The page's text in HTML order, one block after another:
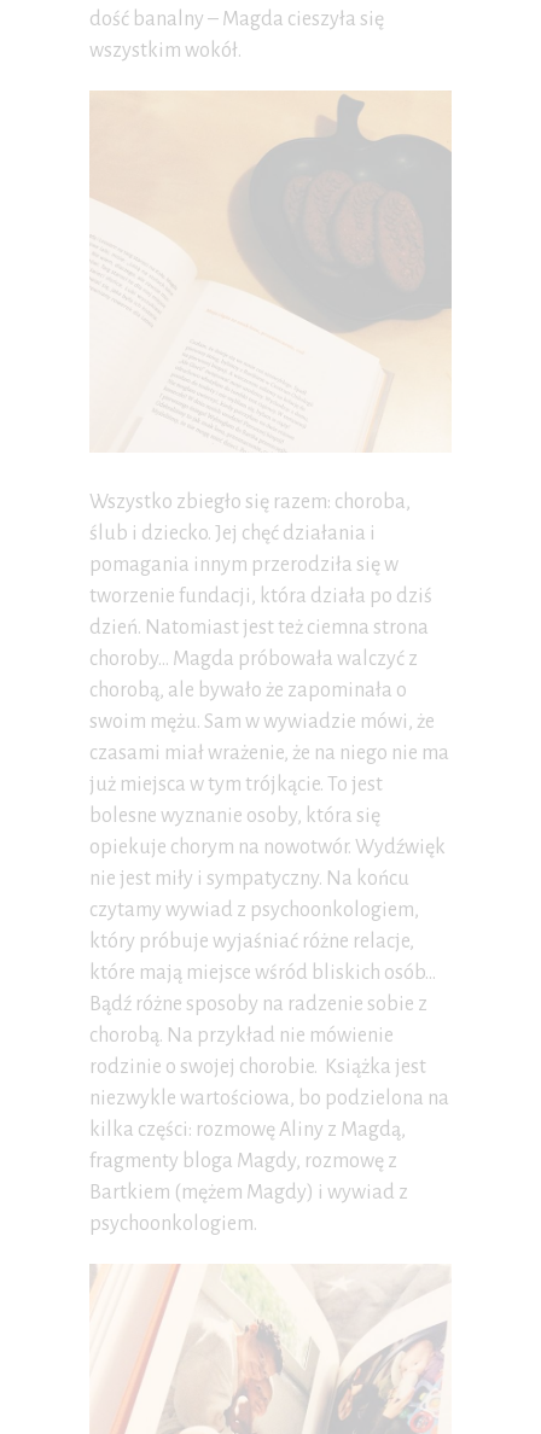
dość banalny – Magda cieszyła się
wszystkim wokół.
Wszystko zbiegło się razem: choroba,
ślub i dziecko. Jej chęć działania i
pomagania innym przerodziła się w
tworzenie fundacji, która działa po dziś
dzień. Natomiast jest też ciemna strona
choroby… Magda próbowała walczyć z
chorobą, ale bywało że zapominała o
swoim mężu. Sam w wywiadzie mówi, że
czasami miał wrażenie, że na niego nie ma
już miejsca w tym trójkącie. To jest
bolesne wyznanie osoby, która się
opiekuje chorym na nowotwór. Wydźwięk
nie jest miły i sympatyczny. Na końcu
czytamy wywiad z psychoonkologiem,
który próbuje wyjaśniać różne relacje,
które mają miejsce wśród bliskich osób…
Bądź różne sposoby na radzenie sobie z
chorobą. Na przykład nie mówienie
rodzinie o swojej chorobie. Książka jest
niezwykle wartościowa, bo podzielona na
kilka części: rozmowę Aliny z Magdą,
fragmenty bloga Magdy, rozmowę z
Bartkiem (mężem Magdy) i wywiad z
psychoonkologiem.